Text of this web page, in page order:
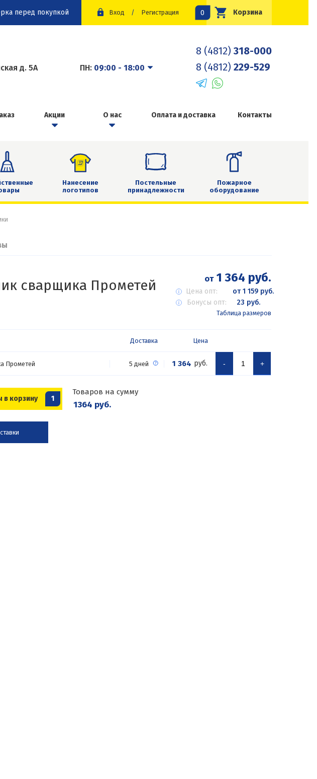
перед покупкой Вход / Регистрация Корзина
0
д. 5А ПН: 09:00 - 18:00
8 (4812) 318-000
8 (4812) 229-529
Акции О нас Оплата и доставка Контакты
Нанесение
логотипов
Постельные
принадлежности
Пожарное
оборудование
сварщика Прометей от1 364 руб.
Цена опт:
от 1 159 руб.
Бонусы опт:
23 руб.
Таблица размеров
Доставка Цена
Прометей 5 дней 1 364 руб. - +
в корзину 1
Товаров на сумму
1364 руб.